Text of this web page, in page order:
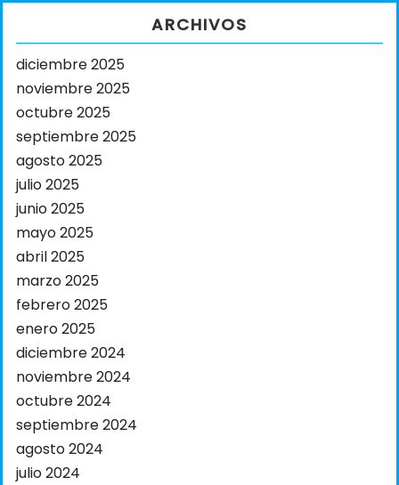
ARCHIVOS
diciembre 2025
noviembre 2025
octubre 2025
septiembre 2025
agosto 2025
julio 2025
junio 2025
mayo 2025
abril 2025
marzo 2025
febrero 2025
enero 2025
diciembre 2024
noviembre 2024
octubre 2024
septiembre 2024
agosto 2024
julio 2024